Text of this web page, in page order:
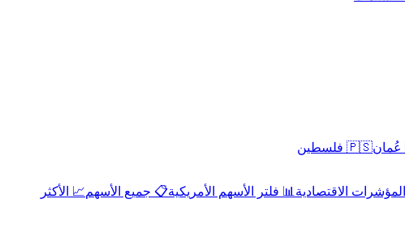
🇵🇸 فلسطين
الاقتصادية 📊 فلتر الأسهم الأمريكية📋 جميع الأسهم📈 الأكثر